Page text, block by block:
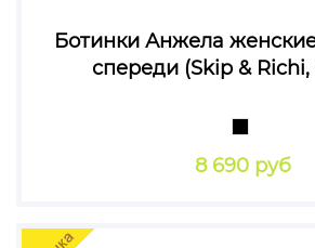
Ботинки Анжела
спереди (Skip & Richi,
8 690 руб